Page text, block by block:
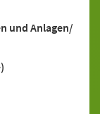
und Anlagen/